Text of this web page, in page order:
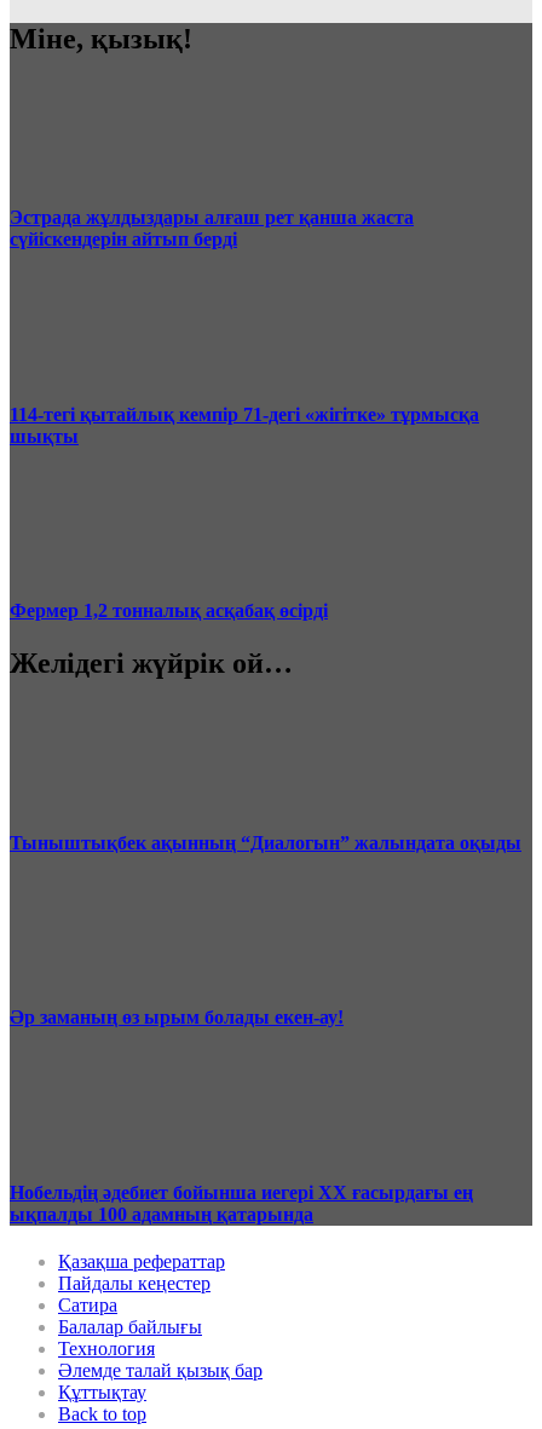
Міне, қызық!
Эстрада жұлдыздары алғаш рет қанша жаста
сүйіскендерін айтып берді
114-тегі қытайлық кемпір 71-дегі «жігітке» тұрмысқа
шықты
Фермер 1,2 тонналық асқабақ өсірді
Желідегі жүйрік ой…
Тыныштықбек ақынның “Диалогын” жалындата оқыды
Әр заманың өз ырым болады екен-ау!
Нобельдің әдебиет бойынша иегері ХХ ғасырдағы ең
ықпалды 100 адамның қатарында
Қазақша рефераттар
Пайдалы кеңестер
Сатира
Балалар байлығы
Технология
Әлемде талай қызық бар
Құттықтау
Back to top